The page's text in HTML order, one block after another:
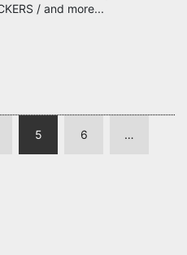
/ and more...
稿
5 6 …